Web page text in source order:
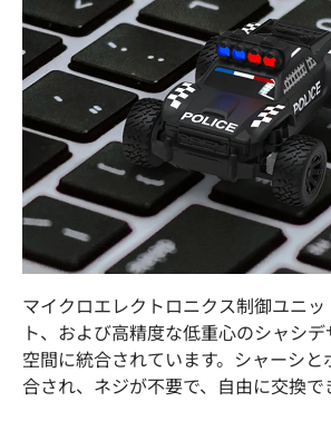
マイクロエレクトロニクス制御ユニ
ト、および高精度な低重心のシャシ
空間に統合されています。シャーシ
合され、ネジが不要で、自由に交換で